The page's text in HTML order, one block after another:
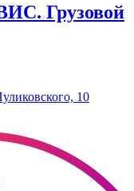
Грузовой
10